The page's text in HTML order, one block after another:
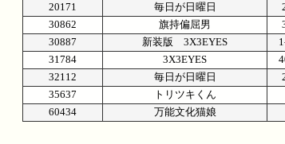
20171
毎日が日曜日
30862 旗持偏屈男
30887 新装版 3X3EYES
31784 3X3EYES
32112 毎日が日曜日
35637 トリツキくん
60434 万能文化猫娘